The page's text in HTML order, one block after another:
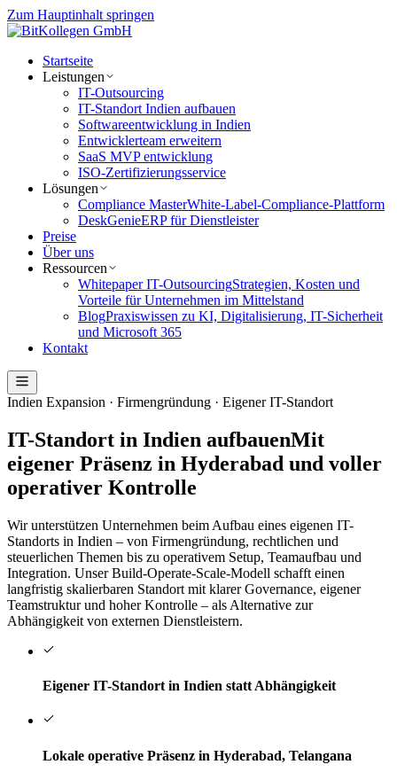
Zum Hauptinhalt springen
Startseite
Leistungen
IT-Outsourcing
IT-Standort Indien aufbauen
Softwareentwicklung in Indien
Entwicklerteam erweitern
SaaS MVP entwicklung
ISO-Zertifizierungsservice
Lösungen
Compliance MasterWhite-Label-Compliance-Plattform
DeskGenieERP für Dienstleister
Preise
Über uns
Ressourcen
Whitepaper IT-OutsourcingStrategien, Kosten und
Vorteile für Unternehmen im Mittelstand
BlogPraxiswissen zu KI, Digitalisierung, IT-Sicherheit
und Microsoft 365
Kontakt
Indien Expansion · Firmengründung · Eigener IT-Standort
IT-Standort in Indien aufbauenMit
eigener Präsenz in Hyderabad und voller
operativer Kontrolle
Wir unterstützen Unternehmen beim Aufbau eines eigenen IT-
Standorts in Indien – von Firmengründung, rechtlichen und
steuerlichen Themen bis zu operativem Setup, Teamaufbau und
Integration. Unser Build-Operate-Scale-Modell schafft einen
langfristig skalierbaren Standort mit klarer Governance, eigener
Teamstruktur und hoher Kontrolle – als Alternative zur
Abhängigkeit von externen Dienstleistern.
Eigener IT-Standort in Indien statt Abhängigkeit
Lokale operative Präsenz in Hyderabad, Telangana